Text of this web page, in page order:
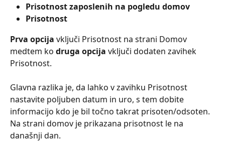
Prisotnost zaposlenih na pogledu domov
Prisotnost
Prva opcija vključi Prisotnost na strani Domov
medtem ko druga opcija vključi dodaten zavihek
Prisotnost.
Glavna razlika je, da lahko v zavihku Prisotnost
nastavite poljuben datum in uro, s tem dobite
informacijo kdo je bil točno takrat prisoten/odsoten.
Na strani domov je prikazana prisotnost le na
današnji dan.